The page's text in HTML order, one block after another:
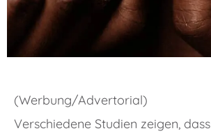
(Werbung/Advertorial)
Verschiedene Studien zeigen, dass